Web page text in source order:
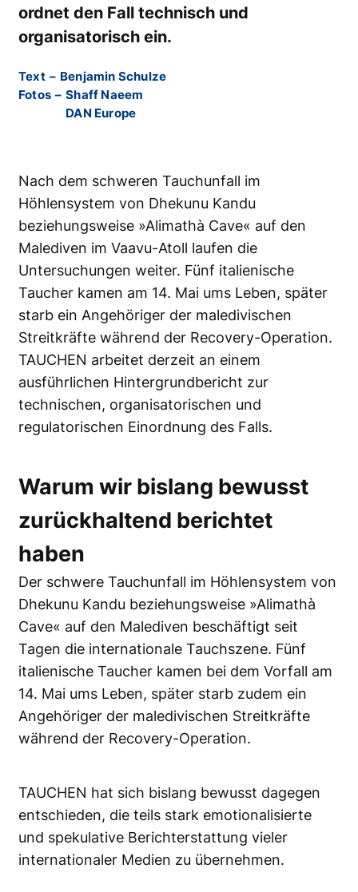
ordnet den Fall technisch und
organisatorisch ein.
Text – Benjamin Schulze
Fotos – Shaff Naeem
DAN Europe
Nach dem schweren Tauchunfall im
Höhlensystem von Dhekunu Kandu
beziehungsweise »Alimathà Cave« auf den
Malediven im Vaavu-Atoll laufen die
Untersuchungen weiter. Fünf italienische
Taucher kamen am 14. Mai ums Leben, später
starb ein Angehöriger der maledivischen
Streitkräfte während der Recovery-Operation.
TAUCHEN arbeitet derzeit an einem
ausführlichen Hintergrundbericht zur
technischen, organisatorischen und
regulatorischen Einordnung des Falls.
Warum wir bislang bewusst
zurückhaltend berichtet
haben
Der schwere Tauchunfall im Höhlensystem von
Dhekunu Kandu beziehungsweise »Alimathà
Cave« auf den Malediven beschäftigt seit
Tagen die internationale Tauchszene. Fünf
italienische Taucher kamen bei dem Vorfall am
14. Mai ums Leben, später starb zudem ein
Angehöriger der maledivischen Streitkräfte
während der Recovery-Operation.
TAUCHEN hat sich bislang bewusst dagegen
entschieden, die teils stark emotionalisierte
und spekulative Berichterstattung vieler
internationaler Medien zu übernehmen.